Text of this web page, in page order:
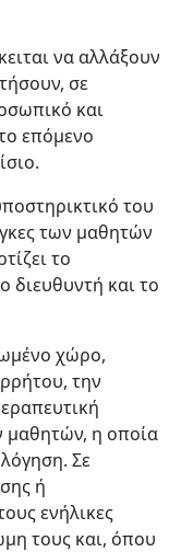
να αλλάξουν
σε
και
επόμενο
του
των μαθητών
το
διευθυντή και το
χώρο,
την
μαθητών, η οποία
Σε
ή
ενήλικες
τους και, όπου